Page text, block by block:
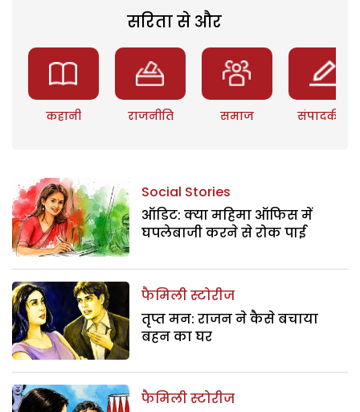
सरिता से और
कहानी राजनीति समाज संपादकीय
Social Stories
ऑडिट: क्या महिमा ऑफिस में
घपलेबाजी करने से रोक पाई
फैमिली स्टोरीज
तृप्त मन: राजन ने कैसे बचाया
बहन का घर
फैमिली स्टोरीज